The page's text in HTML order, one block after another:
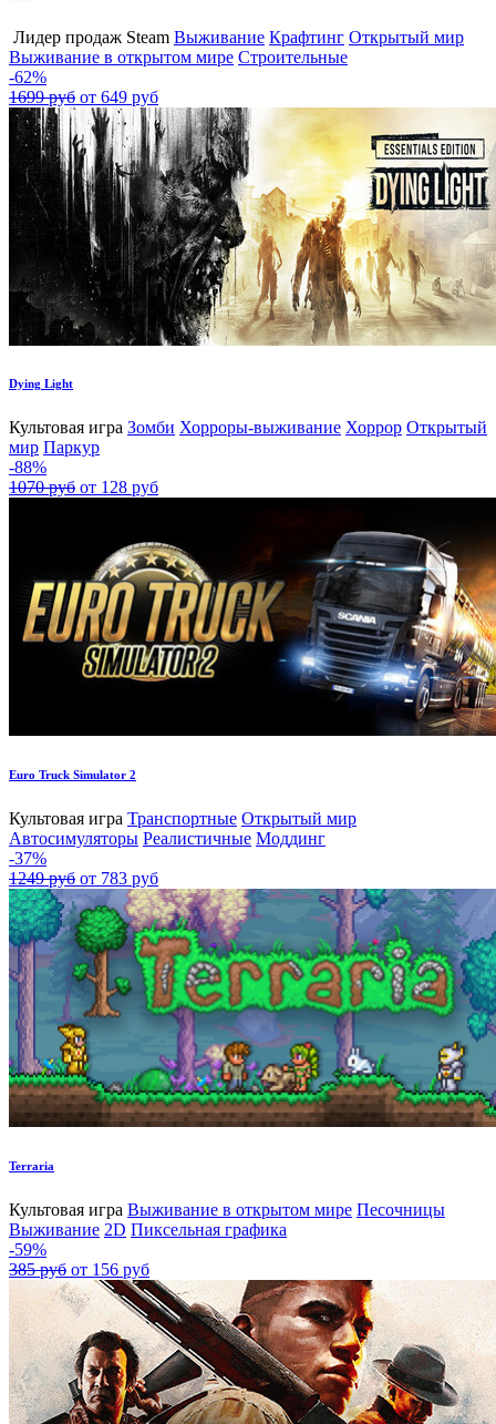
Лидер продаж Steam Выживание Крафтинг Открытый мир
Выживание в открытом мире Строительные
-62%
1699 руб от 649 руб
Dying Light
Культовая игра Зомби Хорроры-выживание Хоррор Открытый
мир Паркур
-88%
1070 руб от 128 руб
Euro Truck Simulator 2
Культовая игра Транспортные Открытый мир
Автосимуляторы Реалистичные Моддинг
-37%
1249 руб от 783 руб
Terraria
Культовая игра Выживание в открытом мире Песочницы
Выживание 2D Пиксельная графика
-59%
385 руб от 156 руб